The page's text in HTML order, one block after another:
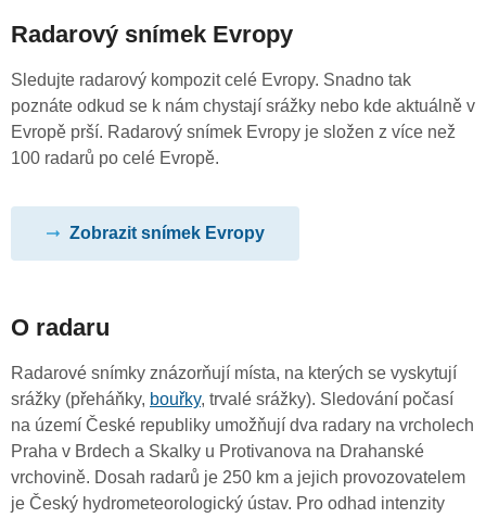
Radarový snímek Evropy
Sledujte radarový kompozit celé Evropy. Snadno tak
poznáte odkud se k nám chystají srážky nebo kde aktuálně v
Evropě prší. Radarový snímek Evropy je složen z více než
100 radarů po celé Evropě.
Zobrazit snímek Evropy
O radaru
Radarové snímky znázorňují místa, na kterých se vyskytují
srážky (přeháňky, bouřky, trvalé srážky). Sledování počasí
na území České republiky umožňují dva radary na vrcholech
Praha v Brdech a Skalky u Protivanova na Drahanské
vrchovině. Dosah radarů je 250 km a jejich provozovatelem
je Český hydrometeorologický ústav. Pro odhad intenzity